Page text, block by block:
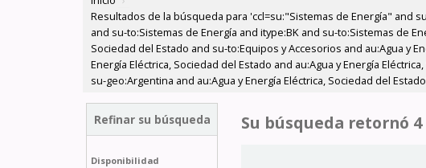
Resultados de la búsqueda para 'ccl=su:"Sistemas de Energía" and
and su-to:Sistemas de Energía and itype:BK and su-to:Sistemas de
Sociedad del Estado and su-to:Equipos y Accesorios and au:Agua y
Energía Eléctrica, Sociedad del Estado and au:Agua y Energía
su-geo:Argentina and au:Agua y Energía Eléctrica, Sociedad del
Refinar su búsqueda
Disponibilidad
Su búsqueda retornó